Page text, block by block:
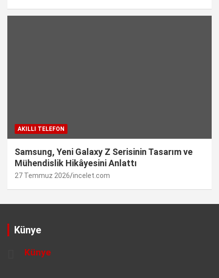
AKILLI TELEFON
Samsung, Yeni Galaxy Z Serisinin Tasarım ve
Mühendislik Hikâyesini Anlattı
27 Temmuz 2026 incelet.com
Künye
Künye